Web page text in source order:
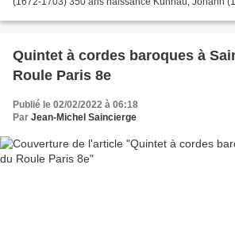
Quintet à cordes baroques à
Roule Paris 8e
Publié le 02/02/2022 à 06:18
Par Jean-Michel Saincierge